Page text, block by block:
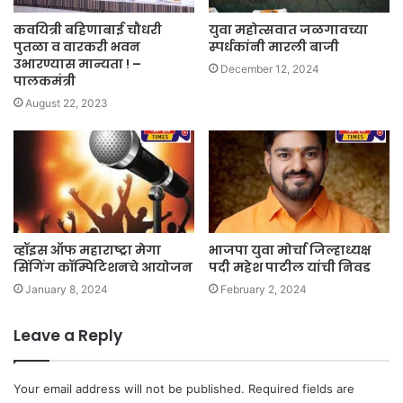
कवयित्री बहिणाबाई चौधरी
पुतळा व वारकरी भवन
उभारण्यास मान्यता ! –
पालकमंत्री
August 22, 2023
युवा महोत्सवात जळगावच्या
स्पर्धकांनी मारली बाजी
December 12, 2024
व्हॉइस ऑफ महाराष्ट्रा मेगा
सिंगिंग कॉम्पिटिशनचे आयोजन
January 8, 2024
भाजपा युवा मोर्चा जिल्हाध्यक्ष
पदी महेश पाटील यांची निवड
February 2, 2024
Leave a Reply
Your email address will not be published. Required fields are